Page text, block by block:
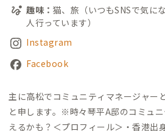
趣味： 猫、旅（いつもSNSで気に
人行っています）
Instagram
Facebook
主に高松でコミュニティマネージャー
と申します。 ※時々琴平A邸のコミュ
えるかも？ ＜プロフィール＞ ・香港出